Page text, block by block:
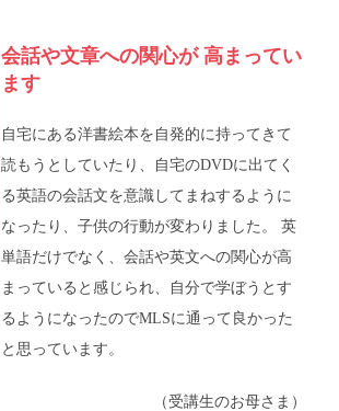
会話や文章への関心が 高まってい
ます
自宅にある洋書絵本を自発的に持ってきて
読もうとしていたり、自宅のDVDに出てく
る英語の会話文を意識してまねするように
なったり、子供の行動が変わりました。 英
単語だけでなく、会話や英文への関心が高
まっていると感じられ、自分で学ぼうとす
るようになったのでMLSに通って良かった
と思っています。
（受講生のお母さま）